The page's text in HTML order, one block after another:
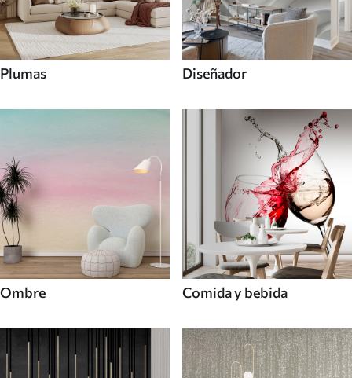
Plumas Diseñador
Ombre Comida y bebida